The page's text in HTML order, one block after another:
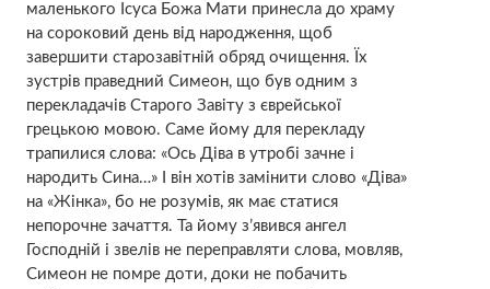
маленького Ісуса Божа Мати принесла до храму
на сороковий день від народження, щоб
завершити старозавітній обряд очищення. Їх
зустрів праведний Симеон, що був одним з
перекладачів Старого Завіту з єврейської
грецькою мовою. Саме йому для перекладу
трапилися слова: «Ось Діва в утробі зачне і
наpoдить Сина…» І він хотів замінити слово «Діва»
на «Жінка», бо не розумів, як має статися
непорочне зачаття. Та йому з’явився ангел
Господній і звелів не переправляти слова, мовляв,
Симеон не пoмрe доти, доки не побачить